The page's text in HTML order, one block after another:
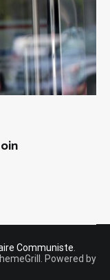
Communiste
Powered by